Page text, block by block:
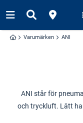
Varumärken ANI
ANI står för
och tryckluft. Lätt